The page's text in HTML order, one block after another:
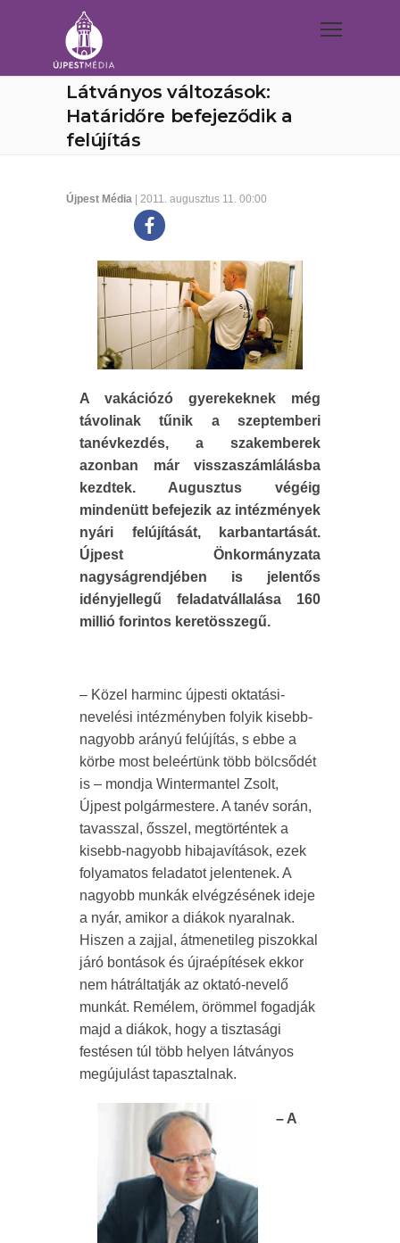
Látványos változások:
Határidőre befejeződik a
felújítás
Újpest Média | 2011. augusztus 11. 00:00
A vakációzó gyerekeknek még
távolinak tűnik a szeptemberi
tanévkezdés, a szakemberek
azonban már visszaszámlálásba
kezdtek. Augusztus végéig
mindenütt befejezik az intézmények
nyári felújítását, karbantartását.
Újpest Önkormányzata
nagyságrendjében is jelentős
idényjellegű feladatvállalása 160
millió forintos keretösszegű.
– Közel harminc újpesti oktatási-
nevelési intézményben folyik kisebb-
nagyobb arányú felújítás, s ebbe a
körbe most beleértünk több bölcsődét
is – mondja Wintermantel Zsolt,
Újpest polgármestere. A tanév során,
tavasszal, ősszel, megtörténtek a
kisebb-nagyobb hibajavítások, ezek
folyamatos feladatot jelentenek. A
nagyobb munkák elvégzésének ideje
a nyár, amikor a diákok nyaralnak.
Hiszen a zajjal, átmenetileg piszokkal
járó bontások és újraépítések ekkor
nem hátráltatják az oktató-nevelő
munkát. Remélem, örömmel fogadják
majd a diákok, hogy a tisztasági
festésen túl több helyen látványos
megújulást tapasztalnak.
– A